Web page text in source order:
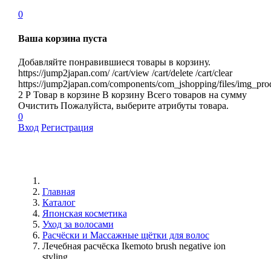
0
Ваша корзина пуста
Добавляйте понравившиеся товары в корзину.
https://jump2japan.com/ /cart/view /cart/delete /cart/clear
https://jump2japan.com/components/com_jshopping/files/
2 Р Товар в корзине В корзину Всего товаров на сумму
Очистить Пожалуйста, выберите атрибуты товара.
0
Вход Регистрация
Главная
Каталог
Японская косметика
Уход за волосами
Расчёски и Массажные щётки для волос
Лечебная расчёска Ikemoto brush negative ion
styling